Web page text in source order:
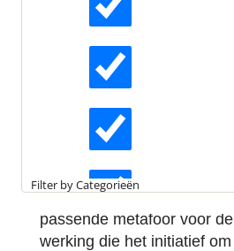
Longreads
Filter by Categorieën
Leestijd:2 minuten
Meerdere
samen aan de slag
BREEAM-NL In-
Amsterdams
te vergroenen
Remco Wagemakers van
adviesbureau 8080 zoekt
passende metafoor voor
werking die het initiatief